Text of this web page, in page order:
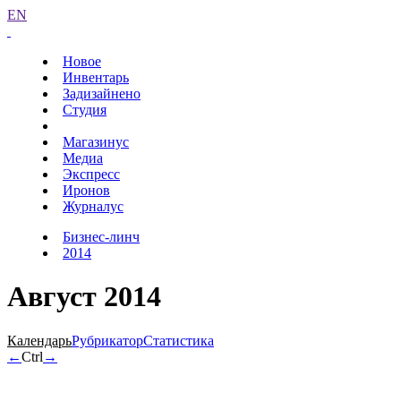
EN
Новое
Инвентарь
Задизайнено
Студия
Магазинус
Медиа
Экспресс
Иронов
Журналус
Бизнес-линч
2014
Август 2014
КалендарьРубрикаторСтатистика
←Ctrl →